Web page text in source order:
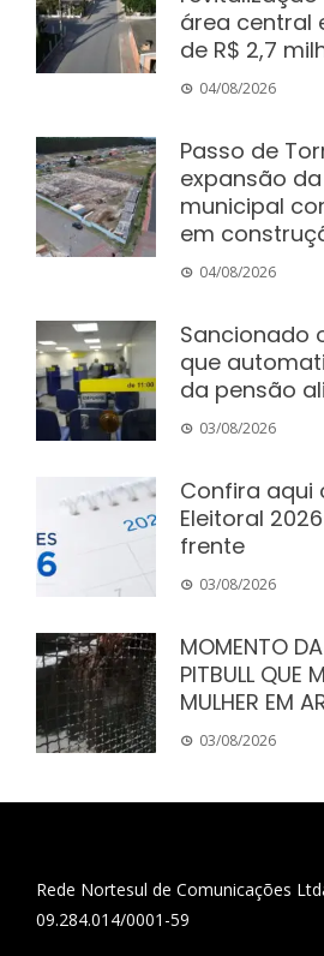
área central
de R$ 2,7
04/08/2026
Passo de
expansão
municipal
em
04/08/2026
Sancionado o
que
da pensão
03/08/2026
Confira aqui
Eleitoral
frente
03/08/2026
MOMENTO
PITBULL QUE
MULHER EM
03/08/2026
Rede Nortesul de Comunicações
09.284.014/0001-59